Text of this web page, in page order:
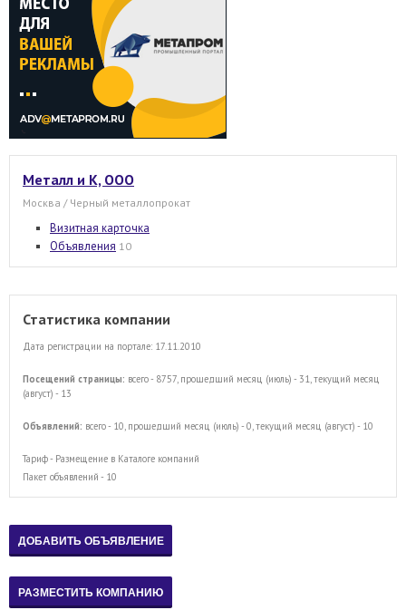
Металл и К, ООО
Москва / Черный металлопрокат
Визитная карточка
Объявления 10
Статистика компании
Дата регистрации на портале: 17.11.2010
Посещений страницы: всего - 8757, прошедший месяц (июль) - 31, текущий месяц
(август) - 13
Объявлений: всего - 10, прошедший месяц (июль) - 0, текущий месяц (август) - 10
Тариф - Размещение в Каталоге компаний
Пакет объявлений - 10